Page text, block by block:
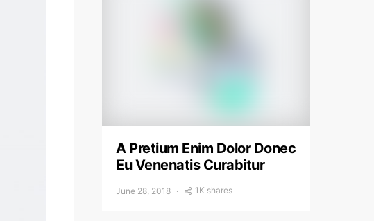
A Pretium Enim Dolor Donec
Eu Venenatis Curabitur
June 28, 2018 1K shares